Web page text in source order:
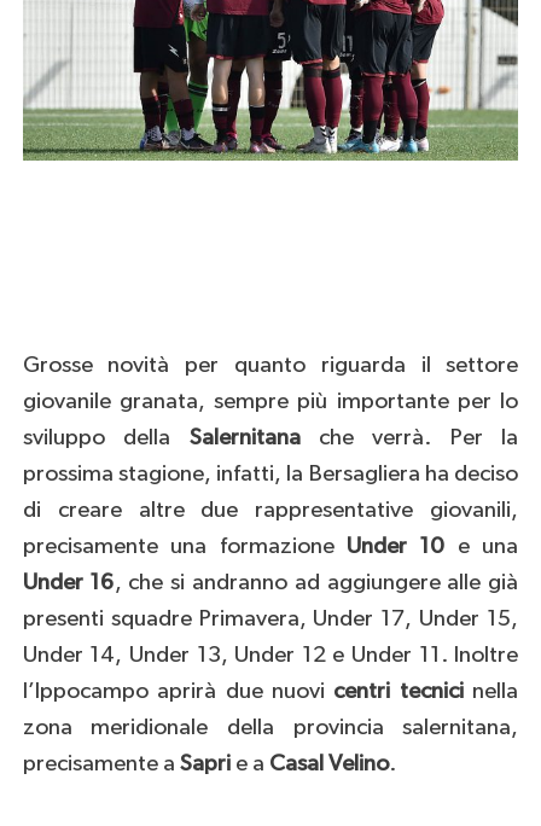
Grosse novità per quanto riguarda il settore
giovanile granata, sempre più importante per lo
sviluppo della Salernitanache verrà. Per la
prossima stagione, infatti, la Bersagliera ha deciso
di creare altre due rappresentative giovanili,
precisamente una formazione Under 10 e una
Under 16, che si andranno ad aggiungere alle già
presenti squadre Primavera, Under 17, Under 15,
Under 14, Under 13, Under 12 e Under 11. Inoltre
l’Ippocampo aprirà due nuovi centri tecnicinella
zona meridionale della provincia salernitana,
precisamente a Saprie a Casal Velino.